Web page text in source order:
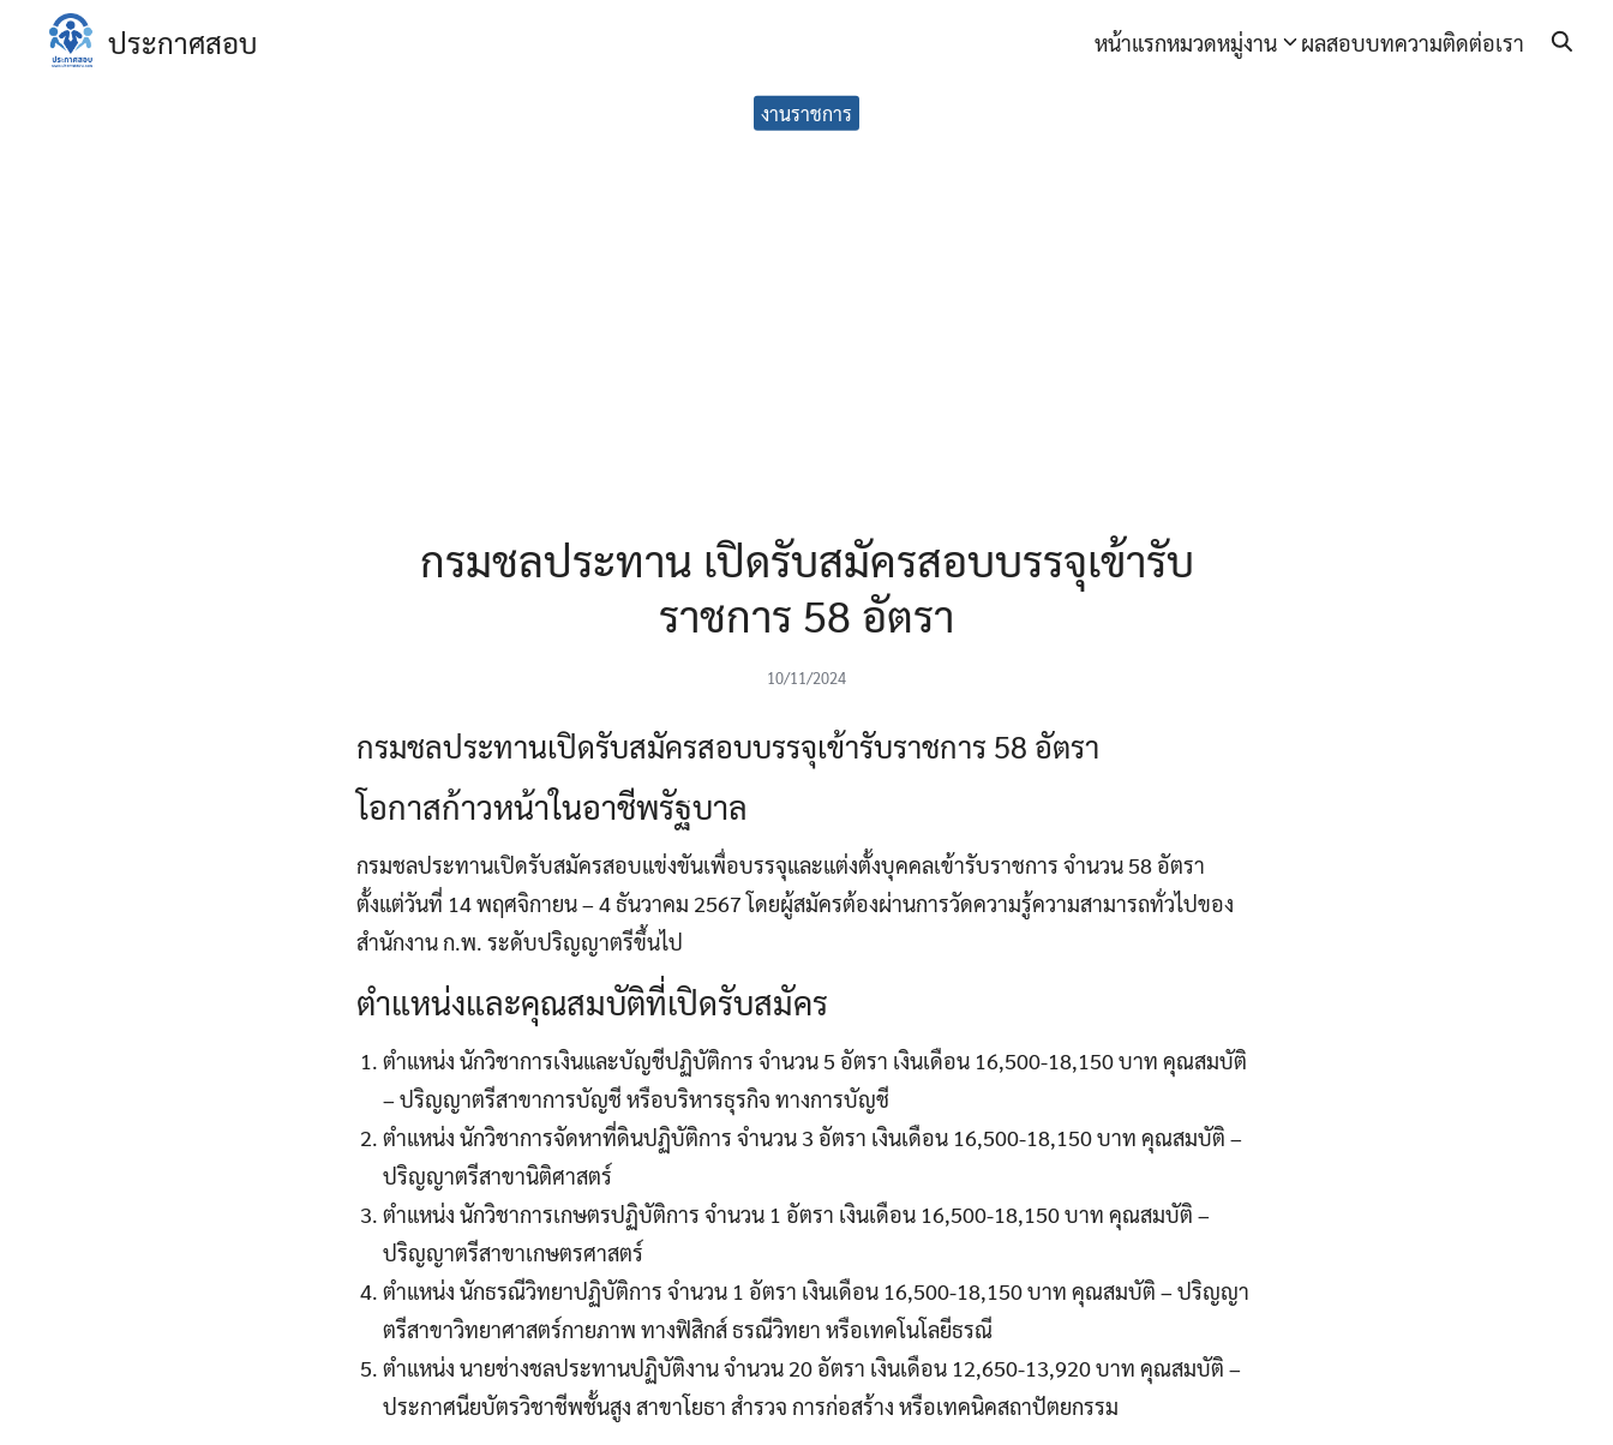
ประกาศสอบ หน้าแรกหมวดหมู่งาน ผลสอบบทความติดต่อเรา
งานราชการ
กรมชลประทาน เปิดรับสมัครสอบบรรจุเข้ารับ
ราชการ 58 อัตรา
10/11/2024
กรมชลประทานเปิดรับสมัครสอบบรรจุเข้ารับราชการ 58 อัตรา
โอกาสก้าวหน้าในอาชีพรัฐบาล
กรมชลประทานเปิดรับสมัครสอบแข่งขันเพื่อบรรจุและแต่งตั้งบุคคลเข้ารับราชการ จำนวน 58 อัตรา
ตั้งแต่วันที่ 14 พฤศจิกายน – 4 ธันวาคม 2567 โดยผู้สมัครต้องผ่านการวัดความรู้ความสามารถทั่วไปของ
สำนักงาน ก.พ. ระดับปริญญาตรีขึ้นไป
ตำแหน่งและคุณสมบัติที่เปิดรับสมัคร
ตำแหน่ง นักวิชาการเงินและบัญชีปฏิบัติการ จำนวน 5 อัตรา เงินเดือน 16,500-18,150 บาท คุณสมบัติ
– ปริญญาตรีสาขาการบัญชี หรือบริหารธุรกิจ ทางการบัญชี
ตำแหน่ง นักวิชาการจัดหาที่ดินปฏิบัติการ จำนวน 3 อัตรา เงินเดือน 16,500-18,150 บาท คุณสมบัติ –
ปริญญาตรีสาขานิติศาสตร์
ตำแหน่ง นักวิชาการเกษตรปฏิบัติการ จำนวน 1 อัตรา เงินเดือน 16,500-18,150 บาท คุณสมบัติ –
ปริญญาตรีสาขาเกษตรศาสตร์
ตำแหน่ง นักธรณีวิทยาปฏิบัติการ จำนวน 1 อัตรา เงินเดือน 16,500-18,150 บาท คุณสมบัติ – ปริญญา
ตรีสาขาวิทยาศาสตร์กายภาพ ทางฟิสิกส์ ธรณีวิทยา หรือเทคโนโลยีธรณี
ตำแหน่ง นายช่างชลประทานปฏิบัติงาน จำนวน 20 อัตรา เงินเดือน 12,650-13,920 บาท คุณสมบัติ –
ประกาศนียบัตรวิชาชีพชั้นสูง สาขาโยธา สำรวจ การก่อสร้าง หรือเทคนิคสถาปัตยกรรม